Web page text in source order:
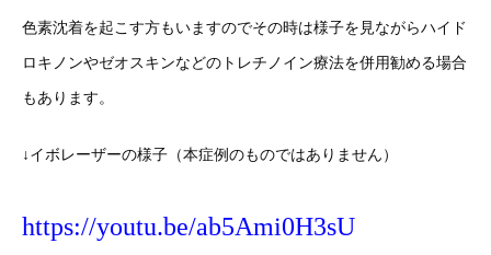
色素沈着を起こす方もいますのでその時は様子を見ながらハイド
ロキノンやゼオスキンなどのトレチノイン療法を併用勧める場合
もあります。
↓イボレーザーの様子（本症例のものではありません）
https://youtu.be/ab5Ami0H3sU